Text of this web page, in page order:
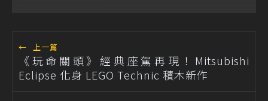
← 上一篇
《玩命關頭》經典座駕再現！Mitsubishi
Eclipse 化身 LEGO Technic 積木新作